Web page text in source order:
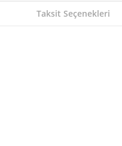
Taksit Seçenekleri